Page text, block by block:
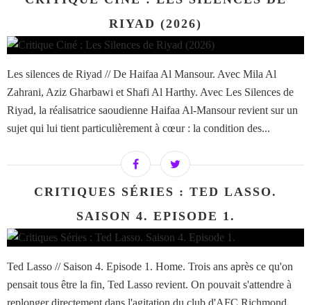
RIYAD (2026)
Les silences de Riyad // De Haifaa Al Mansour. Avec Mila Al
Zahrani, Aziz Gharbawi et Shafi Al Harthy. Avec Les Silences de
Riyad, la réalisatrice saoudienne Haifaa Al-Mansour revient sur un
sujet qui lui tient particulièrement à cœur : la condition des...
CRITIQUES SÉRIES : TED LASSO.
SAISON 4. EPISODE 1.
Ted Lasso // Saison 4. Episode 1. Home. Trois ans après ce qu'on
pensait tous être la fin, Ted Lasso revient. On pouvait s'attendre à